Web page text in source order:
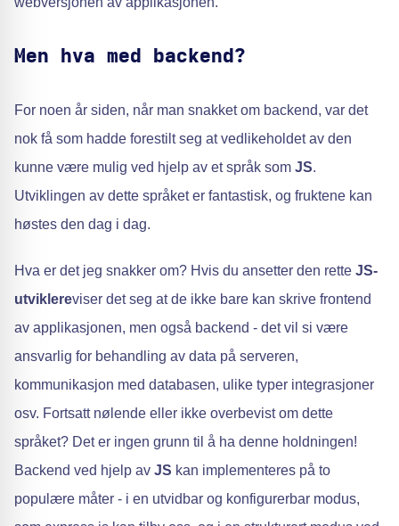
Men hva med backend?
For noen år siden, når man snakket om backend, var det
nok få som hadde forestilt seg at vedlikeholdet av den
kunne være mulig ved hjelp av et språk som JS.
Utviklingen av dette språket er fantastisk, og fruktene kan
høstes den dag i dag.
Hva er det jeg snakker om? Hvis du ansetter den rette JS-
utviklereviser det seg at de ikke bare kan skrive frontend
av applikasjonen, men også backend - det vil si være
ansvarlig for behandling av data på serveren,
kommunikasjon med databasen, ulike typer integrasjoner
osv. Fortsatt nølende eller ikke overbevist om dette
språket? Det er ingen grunn til å ha denne holdningen!
Backend ved hjelp av JS kan implementeres på to
populære måter - i en utvidbar og konfigurerbar modus,